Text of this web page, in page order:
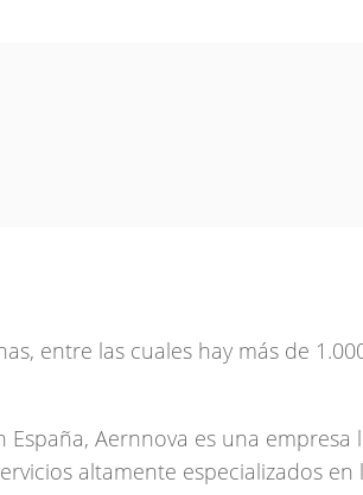
entre las cuales hay más de
Aernnova es una empresa
altamente especializados en